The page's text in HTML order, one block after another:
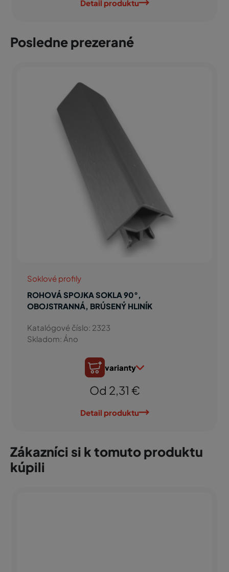
Detail produktu
Posledne prezerané
Soklové profily
ROHOVÁ SPOJKA SOKLA 90°,
OBOJSTRANNÁ, BRÚSENÝ HLINÍK
Katalógové číslo: 2323
Skladom: Áno
varianty
Od 2,31 €
Detail produktu
Zákazníci si k tomuto produktu
kúpili